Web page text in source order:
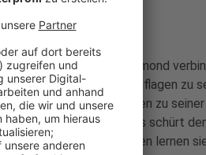
Halbbruder Raymond
der Vater mit den Auflagen zu
absurden Anweisungen zu
Grab zu schaufeln. Das schürt
der Vorbereitungen lernen